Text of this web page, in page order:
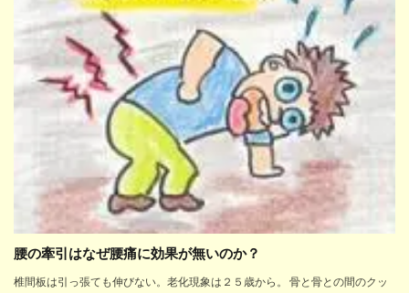
腰の牽引はなぜ腰痛に効果が無いのか？
椎間板は引っ張ても伸びない。老化現象は２５歳から。 骨と骨との間のクッ